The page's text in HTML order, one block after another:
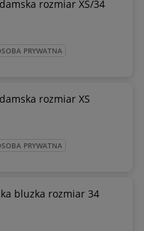
rozmiar XS/34
PRYWATNA
rozmiar XS
PRYWATNA
bluzka rozmiar 34